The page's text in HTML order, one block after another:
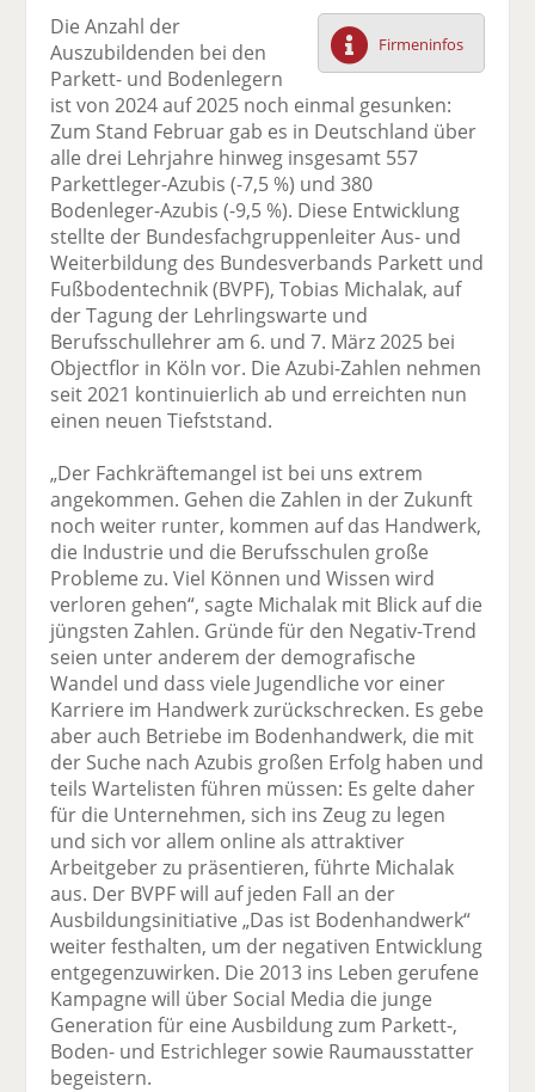
F
ac
e
b
o
o
k
te
il
e
n
tt
er
n
Li
n
k
e
di
n
il
e
n
E
m
ai
l
v
n
d
e
n
ck
e
n
Firmeninfos
Die Anzahl der
Auszubildenden bei den
Parkett- und Bodenlegern
ist von 2024 auf 2025 noch einmal gesunken:
Zum Stand Februar gab es in Deutschland über
alle drei Lehrjahre hinweg insgesamt 557
Parkettleger-Azubis (-7,5 %) und 380
Bodenleger-Azubis (-9,5 %). Diese Entwicklung
stellte der Bundesfachgruppenleiter Aus- und
Weiterbildung des Bundesverbands Parkett und
Fußbodentechnik (BVPF), Tobias Michalak, auf
der Tagung der Lehrlingswarte und
Berufsschullehrer am 6. und 7. März 2025 bei
Objectflor in Köln vor. Die Azubi-Zahlen nehmen
seit 2021 kontinuierlich ab und erreichten nun
einen neuen Tiefststand.
„Der Fachkräftemangel ist bei uns extrem
angekommen. Gehen die Zahlen in der Zukunft
noch weiter runter, kommen auf das Handwerk,
die Industrie und die Berufsschulen große
Probleme zu. Viel Können und Wissen wird
verloren gehen“, sagte Michalak mit Blick auf die
jüngsten Zahlen. Gründe für den Negativ-Trend
seien unter anderem der demografische
Wandel und dass viele Jugendliche vor einer
Karriere im Handwerk zurückschrecken. Es gebe
aber auch Betriebe im Bodenhandwerk, die mit
der Suche nach Azubis großen Erfolg haben und
teils Wartelisten führen müssen: Es gelte daher
für die Unternehmen, sich ins Zeug zu legen
und sich vor allem online als attraktiver
Arbeitgeber zu präsentieren, führte Michalak
aus. Der BVPF will auf jeden Fall an der
Ausbildungsinitiative „Das ist Bodenhandwerk“
weiter festhalten, um der negativen Entwicklung
entgegenzuwirken. Die 2013 ins Leben gerufene
Kampagne will über Social Media die junge
Generation für eine Ausbildung zum Parkett-,
Boden- und Estrichleger sowie Raumausstatter
begeistern.